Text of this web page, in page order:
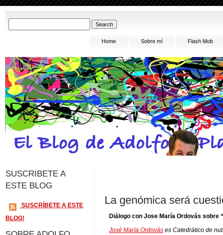
Home Sobre mí Flash Mob
La genómica será
Diálogo con Jose María Ordovás sobre
José María Ordovás es Catedrático de
SUSCRIBETE A
ESTE BLOG
SUSCRÍBETE A ESTE
BLOG!